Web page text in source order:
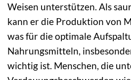
Weisen unterstützen. Als
kann er die Produktion von
was für die optimale
Nahrungsmitteln,
wichtig ist. Menschen, die